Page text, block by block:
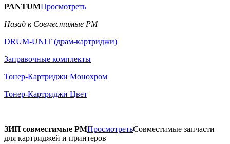
PANTUMПросмотреть
Назад к Совместимые РМ
DRUM-UNIT (драм-картриджи)
Заправочные комплекты
Тонер-Картриджи Монохром
Тонер-Картриджи Цвет
ЗИП совместимые РМПросмотретьСовместимые запчасти
для картриджей и принтеров